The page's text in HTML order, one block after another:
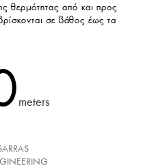
θερμότητας από και προς
σε βάθος έως τα
meters